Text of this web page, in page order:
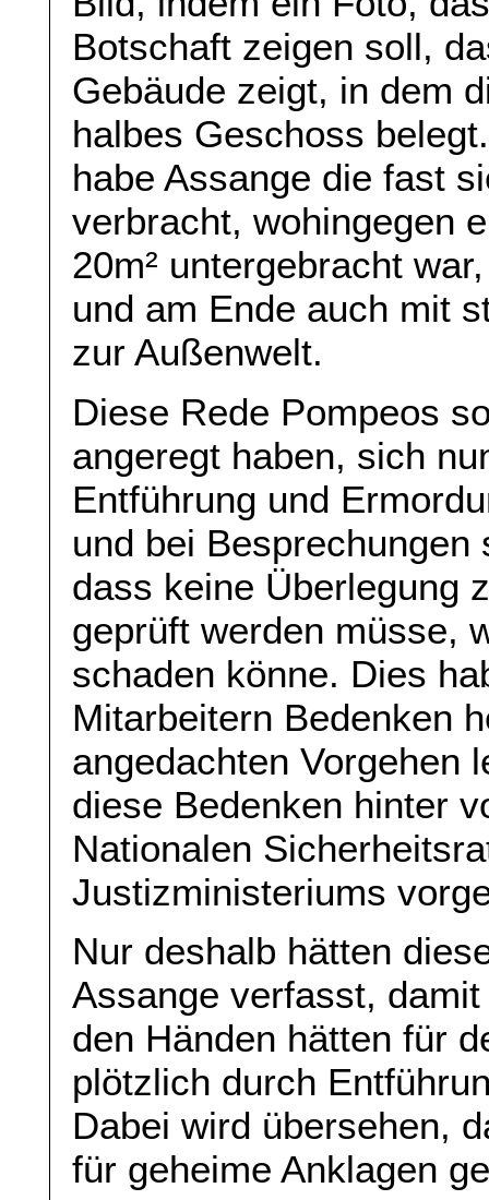
Botschaft zeigen soll,
Gebäude zeigt, in dem
halbes Geschoss
habe Assange die fast
verbracht, wohingegen
20m² untergebracht
und am Ende auch mit
zur Außenwelt.
Diese Rede Pompeos
angeregt haben, sich
Entführung und
und bei
dass keine Überlegung
geprüft werden müsse,
schaden könne. Dies
Mitarbeitern Bedenken
angedachten Vorgehen
diese Bedenken hinter
Nationalen
Justizministeriums
Nur deshalb hätten
Assange verfasst,
den Händen hätten für
plötzlich durch
Dabei wird übersehen,
für geheime Anklagen